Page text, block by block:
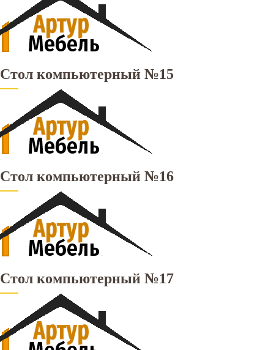
Стол компьютерный №15
Стол компьютерный №16
Стол компьютерный №17